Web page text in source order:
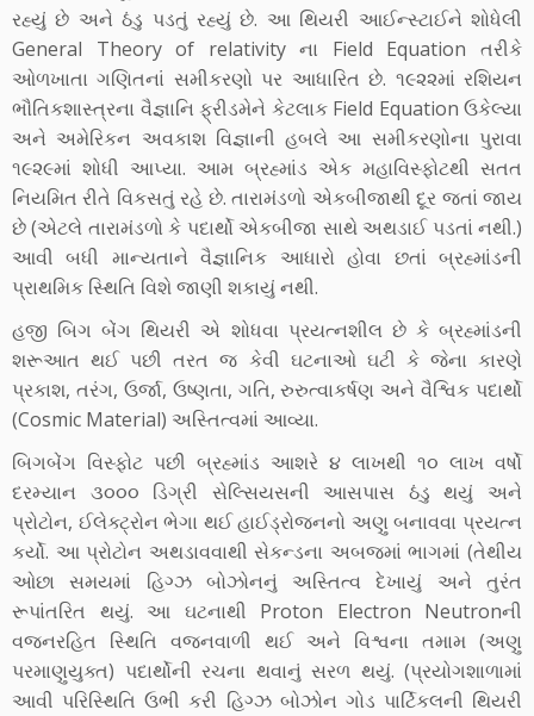
રહ્યું છે અને ઠંડુ પડતું રહ્યું છે. આ થિયરી આઈન્સ્ટાઈને શોધેલી
General Theory of relativity ના Field Equation તરીકે
ઓળખાતા ગણિતનાં સમીકરણો પર આધારિત છે. ૧૯૨૨માં રશિયન
ભૌતિકશાસ્ત્રના વૈજ્ઞાનિ ફ્રીડમેને કેટલાક Field Equation ઉકેલ્યા
અને અમેરિકન અવકાશ વિજ્ઞાની હબલે આ સમીકરણોના પુરાવા
૧૯૨૯માં શોધી આપ્યા. આમ બ્રહ્માંડ એક મહાવિસ્ફોટથી સતત
નિયમિત રીતે વિકસતું રહે છે. તારામંડળો એકબીજાથી દૂર જતાં જાય
છે (એટલે તારામંડળો કે પદાર્થો એકબીજા સાથે અથડાઈ પડતાં નથી.)
આવી બધી માન્યતાને વૈજ્ઞાનિક આધારો હોવા છતાં બ્રહ્માંડની
પ્રાથમિક સ્થિતિ વિશે જાણી શકાયું નથી.
હજી બિગ બેંગ થિયરી એ શોધવા પ્રયત્નશીલ છે કે બ્રહ્માંડની
શરૂઆત થઈ પછી તરત જ કેવી ઘટનાઓ ઘટી કે જેના કારણે
પ્રકાશ, તરંગ, ઉર્જા, ઉષ્ણતા, ગતિ, રુરુત્વાકર્ષણ અને વૈશ્વિક પદાર્થો
(Cosmic Material) અસ્તિત્વમાં આવ્યા.
બિગબેંગ વિસ્ફોટ પછી બ્રહ્માંડ આશરે ૪ લાખથી ૧૦ લાખ વર્ષો
દરમ્યાન ૩૦૦૦ ડિગ્રી સેલ્સિયસની આસપાસ ઠંડુ થયું અને
પ્રોટોન, ઈલેક્ટ્રોન ભેગા થઈ હાઈડ્રોજનનો અણુ બનાવવા પ્રયત્ન
કર્યો. આ પ્રોટોન અથડાવવાથી સેકન્ડના અબજમાં ભાગમાં (તેથીય
ઓછા સમયમાં હિગ્ઝ બોઝોનનું અસ્તિત્વ દેખાયું અને તુરંત
રૂપાંતરિત થયું. આ ઘટનાથી Proton Electron Neutronની
વજનરહિત સ્થિતિ વજનવાળી થઈ અને વિશ્વના તમામ (અણુ
પરમાણુયુક્ત) પદાર્થોની રચના થવાનું સરળ થયું. (પ્રયોગશાળામાં
આવી પરિસ્થિતિ ઉભી કરી હિગ્ઝ બોઝોન ગોડ પાર્ટિકલની થિયરી